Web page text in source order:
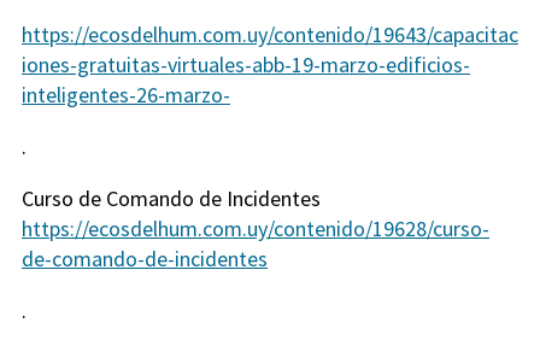
https://ecosdelhum.com.uy/contenido/19643/capacitac
iones-gratuitas-virtuales-abb-19-marzo-edificios-
inteligentes-26-marzo-
.
Curso de Comando de Incidentes
https://ecosdelhum.com.uy/contenido/19628/curso-
de-comando-de-incidentes
.